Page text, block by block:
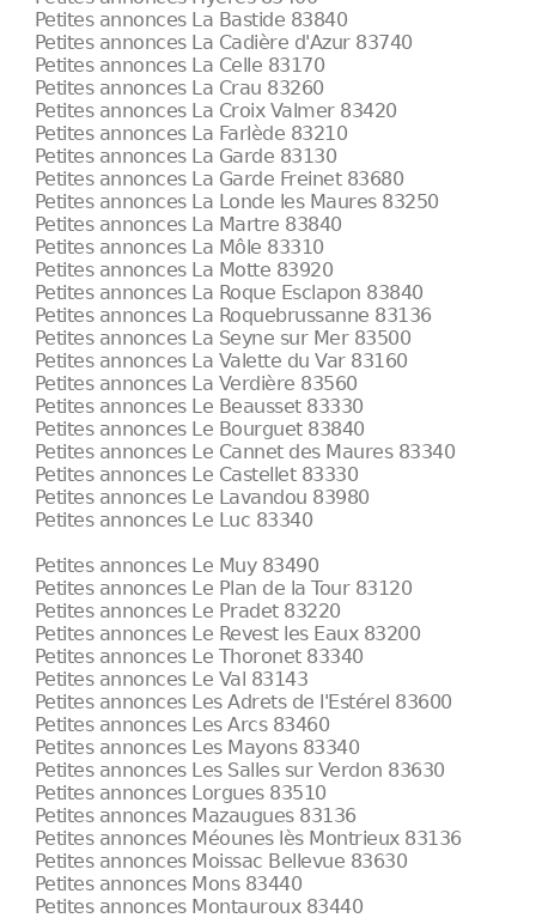
Petites annonces La Bastide 83840
Petites annonces La Cadière d'Azur 83740
Petites annonces La Celle 83170
Petites annonces La Crau 83260
Petites annonces La Croix Valmer 83420
Petites annonces La Farlède 83210
Petites annonces La Garde 83130
Petites annonces La Garde Freinet 83680
Petites annonces La Londe les Maures 83250
Petites annonces La Martre 83840
Petites annonces La Môle 83310
Petites annonces La Motte 83920
Petites annonces La Roque Esclapon 83840
Petites annonces La Roquebrussanne 83136
Petites annonces La Seyne sur Mer 83500
Petites annonces La Valette du Var 83160
Petites annonces La Verdière 83560
Petites annonces Le Beausset 83330
Petites annonces Le Bourguet 83840
Petites annonces Le Cannet des Maures 83340
Petites annonces Le Castellet 83330
Petites annonces Le Lavandou 83980
Petites annonces Le Luc 83340
Petites annonces Le Muy 83490
Petites annonces Le Plan de la Tour 83120
Petites annonces Le Pradet 83220
Petites annonces Le Revest les Eaux 83200
Petites annonces Le Thoronet 83340
Petites annonces Le Val 83143
Petites annonces Les Adrets de l'Estérel 83600
Petites annonces Les Arcs 83460
Petites annonces Les Mayons 83340
Petites annonces Les Salles sur Verdon 83630
Petites annonces Lorgues 83510
Petites annonces Mazaugues 83136
Petites annonces Méounes lès Montrieux 83136
Petites annonces Moissac Bellevue 83630
Petites annonces Mons 83440
Petites annonces Montauroux 83440